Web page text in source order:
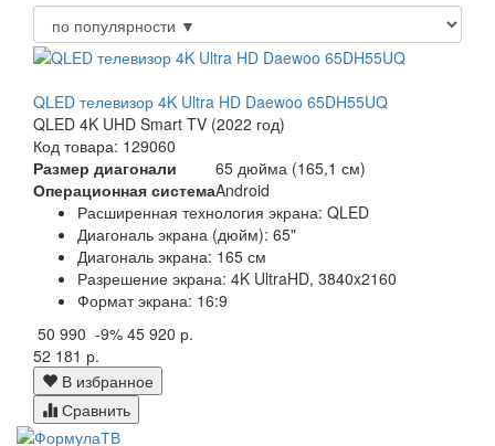
QLED телевизор 4K Ultra HD Daewoo 65DH55UQ
QLED 4K UHD Smart TV (2022 год)
Код товара: 129060
Размер диагонали
65 дюйма (165,1 см)
Операционная системаAndroid
Расширенная технология экрана: QLED
Диагональ экрана (дюйм): 65"
Диагональ экрана: 165 см
Разрешение экрана: 4K UltraHD, 3840x2160
Формат экрана: 16:9
50 990 -9% 45 920 р.
52 181 р.
В избранное
Сравнить